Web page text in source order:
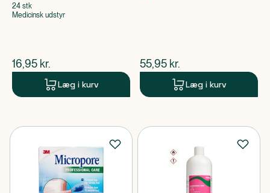
24 stk
Medicinsk udstyr
$nuværende pris
16,95 kr.
Læg i kurv
$nuværende pris
55,95 kr.
Læg i kurv